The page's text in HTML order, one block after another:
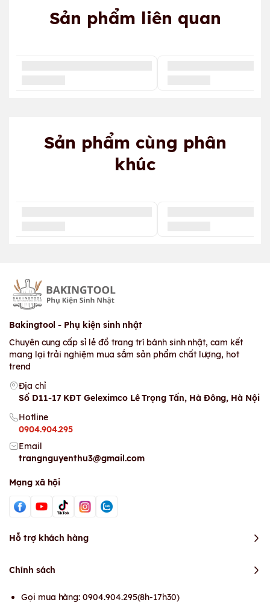
Sản phẩm liên quan
Sản phẩm cùng phân
khúc
Bakingtool - Phụ kiện sinh nhật
Chuyên cung cấp sỉ lẻ đồ trang trí bánh sinh nhật, cam kết
mang lại trải nghiệm mua sắm sản phẩm chất lượng, hot
trend
Địa chỉ
Số D11-17 KĐT Geleximco Lê Trọng Tấn, Hà Đông, Hà Nội
Hotline
0904.904.295
Email
trangnguyenthu3@gmail.com
Mạng xã hội
Hỗ trợ khách hàng
Chính sách
Gọi mua hàng: 0904.904.295(8h-17h30)